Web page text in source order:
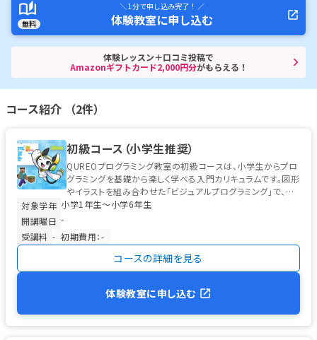
無料
＼ 1分で申し込み完了！ ／
体験教室に申し込む
体験レッスン＋口コミ投稿で
Amazonギフトカード2,000円分がもらえる！
コース紹介 （2件）
初級コース（小学生推奨）
QUREOプログラミング教室の初級コースは、小学生からプロ
グラミングを基礎から楽しく学べる入門カリキュラムです。図形
やイラストを組み合わせた「ビジュアルプログラミング」で、初
めてのお子様でも安心...
対象学年 小学1年生〜小学6年生
開講曜日 -
受講料 - 初期費用：-
コースの詳細を見る
体験教室に申し込む